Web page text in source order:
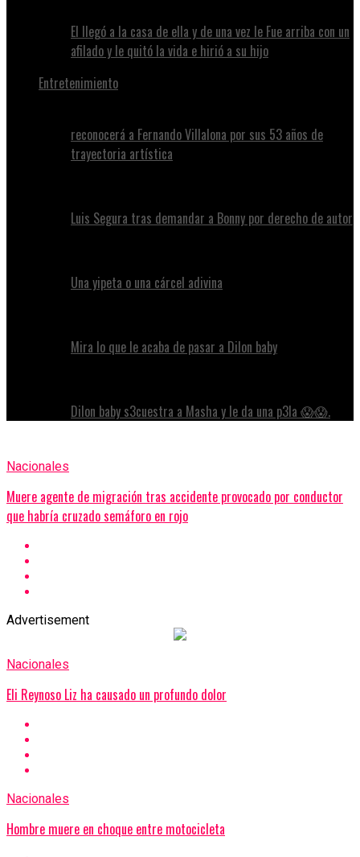
El llegó a la casa de ella y de una vez le Fue arriba con un
afilado y le quitó la vida e hirió a su hijo
Entretenimiento
reconocerá a Fernando Villalona por sus 53 años de
trayectoria artística
Luis Segura tras demandar a Bonny por derecho de autor
Una yipeta o una cárcel adivina
Mira lo que le acaba de pasar a Dilon baby
Dilon baby s3cuestra a Masha y le da una p3la 😱😱.
Nacionales
Muere agente de migración tras accidente provocado por conductor
que habría cruzado semáforo en rojo
Advertisement
Nacionales
Eli Reynoso Liz ha causado un profundo dolor
Nacionales
Hombre muere en choque entre motocicleta